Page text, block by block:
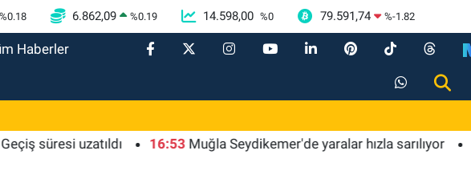
%0.18 6.862,09 %0.19 14.598,00 %0 79.591,74 %-1.82
Haberler
uzatıldı 16:53 Muğla Seydikemer'de yaralar hızla sarılıyor 16:48